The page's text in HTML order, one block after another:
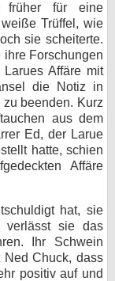
früher für eine
Trüffel, wie
sie scheiterte.
ihre Forschungen
Affäre mit
die Notiz in
beenden. Kurz
aus dem
Ed, der Larue
hatte, schien
Affäre
hat, sie
verlässt sie das
Ihr Schwein
Chuck, dass
positiv auf und